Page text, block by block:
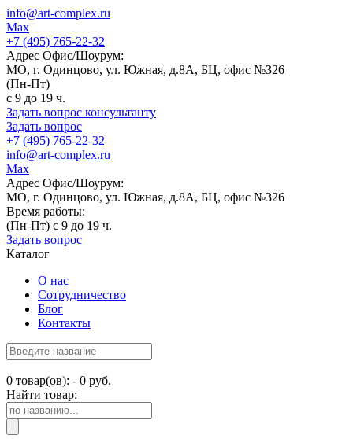
info@art-complex.ru
Max
+7 (495) 765-22-32
Адрес Офис/Шоурум:
МО, г. Одинцово, ул. Южная, д.8А, БЦ, офис №326
(Пн-Пт)
с 9 до 19 ч.
Задать вопрос консультанту
Задать вопрос
+7 (495) 765-22-32
info@art-complex.ru
Max
Адрес Офис/Шоурум:
МО, г. Одинцово, ул. Южная, д.8А, БЦ, офис №326
Время работы:
(Пн-Пт) с 9 до 19 ч.
Задать вопрос
Каталог
О нас
Сотрудничество
Блог
Контакты
0 товар(ов): - 0 руб.
Найти товар: